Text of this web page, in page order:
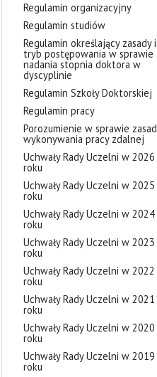
Regulamin organizacyjny
Regulamin studiów
Regulamin określający zasady i
tryb postępowania w sprawie
nadania stopnia doktora w
dyscyplinie
Regulamin Szkoły Doktorskiej
Regulamin pracy
Porozumienie w sprawie zasad
wykonywania pracy zdalnej
Uchwały Rady Uczelni w 2026
roku
Uchwały Rady Uczelni w 2025
roku
Uchwały Rady Uczelni w 2024
roku
Uchwały Rady Uczelni w 2023
roku
Uchwały Rady Uczelni w 2022
roku
Uchwały Rady Uczelni w 2021
roku
Uchwały Rady Uczelni w 2020
roku
Uchwały Rady Uczelni w 2019
roku